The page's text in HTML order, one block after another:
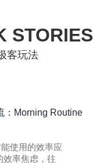
STORIES
客玩法
：Morning Routine
使用的效率应
效率焦虑，往